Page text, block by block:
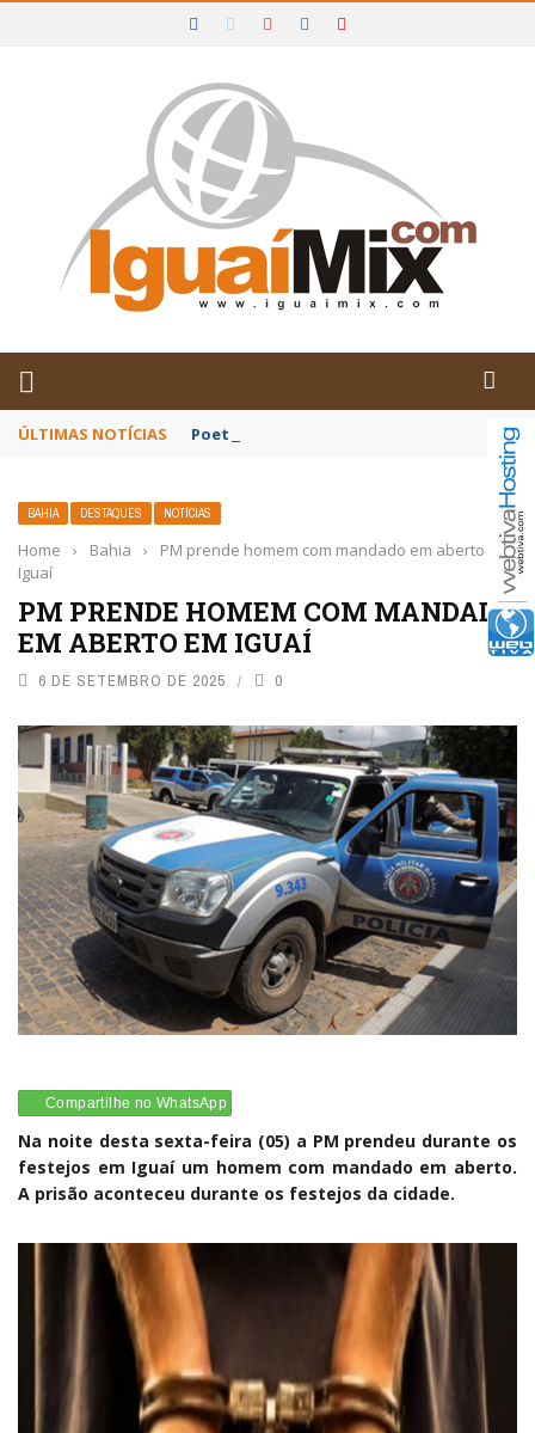
IGUAÍ E SUDOESTE DA BAHIA
ÚLTIMAS NOTÍCIAS Poetas baianos representam o Brasil no
BAHIA DESTAQUES NOTÍCIAS
Home › Bahia ›
PM prende homem com mandado em aberto em
Iguaí
PM PRENDE HOMEM COM MANDADO
EM ABERTO EM IGUAÍ
6 DE SETEMBRO DE 2025 0
Compartilhe no WhatsApp
Na noite desta sexta-feira (05) a PM prendeu durante os
festejos em Iguaí um homem com mandado em aberto.
A prisão aconteceu durante os festejos da cidade.